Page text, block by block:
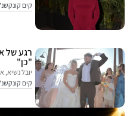
קים קונקשנ'ס
רגע של אושר:
"כן"
יובל נשיא, אלמנתו
קים קונקשנ'ס